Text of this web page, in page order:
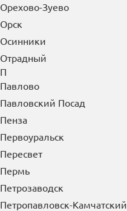
Орехово-Зуево
Орск
Осинники
Отрадный
П
Павлово
Павловский Посад
Пенза
Первоуральск
Пересвет
Пермь
Петрозаводск
Петропавловск-Камчатский